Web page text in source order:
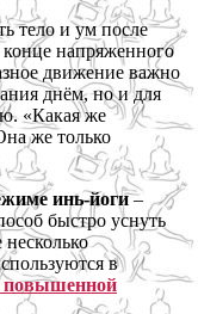
тело и ум после
конце напряженного
движение важно
днём, но и для
«Какая же
же только
инь-йоги–
быстро уснуть
несколько
в
повышенной